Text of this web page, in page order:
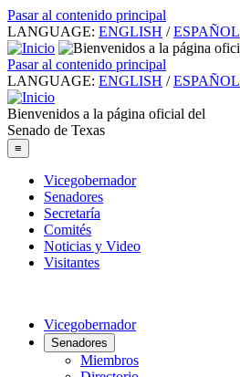
Pasar al contenido principal
LANGUAGE: ENGLISH / ESPAÑOL
Pasar al contenido principal
LANGUAGE: ENGLISH / ESPAÑOL
Bienvenidos a la página oficial del
Senado de Texas
≡
Vicegobernador
Senadores
Secretaría
Comités
Noticias y Video
Visitantes
Vicegobernador
Senadores
Miembros